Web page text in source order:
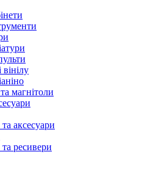
магнітоли
аксесуари
ресивери